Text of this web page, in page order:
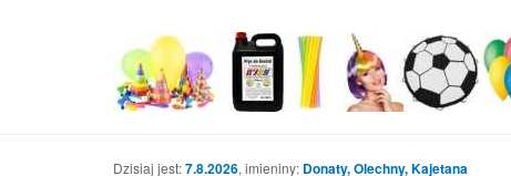
Dzisiaj jest:7.8.2026, imieniny: Donaty, Olechny, Kajetana